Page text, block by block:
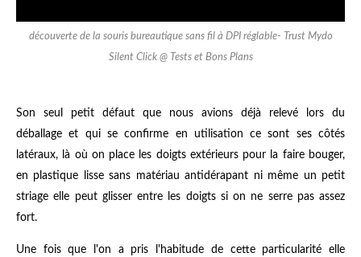
découverte de la souris bureautique sans fil à DPI réglable- Trust Mydo
Silent Click @ Tests et Bons Plans
Son seul petit défaut que nous avions déjà relevé lors du
déballage et qui se confirme en utilisation ce sont ses côtés
latéraux, là où on place les doigts extérieurs pour la faire bouger,
en plastique lisse sans matériau antidérapant ni même un petit
striage elle peut glisser entre les doigts si on ne serre pas assez
fort.
Une fois que l'on a pris l'habitude de cette particularité elle